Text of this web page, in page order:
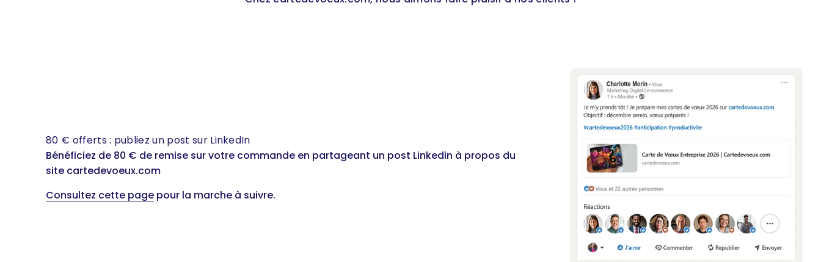
80 € offerts : publiez un post sur LinkedIn
Bénéficiez de 80 € de remise sur votre commande en partageant un post Linkedin à propos du
site cartedevoeux.com
Consultez cette page pour la marche à suivre.